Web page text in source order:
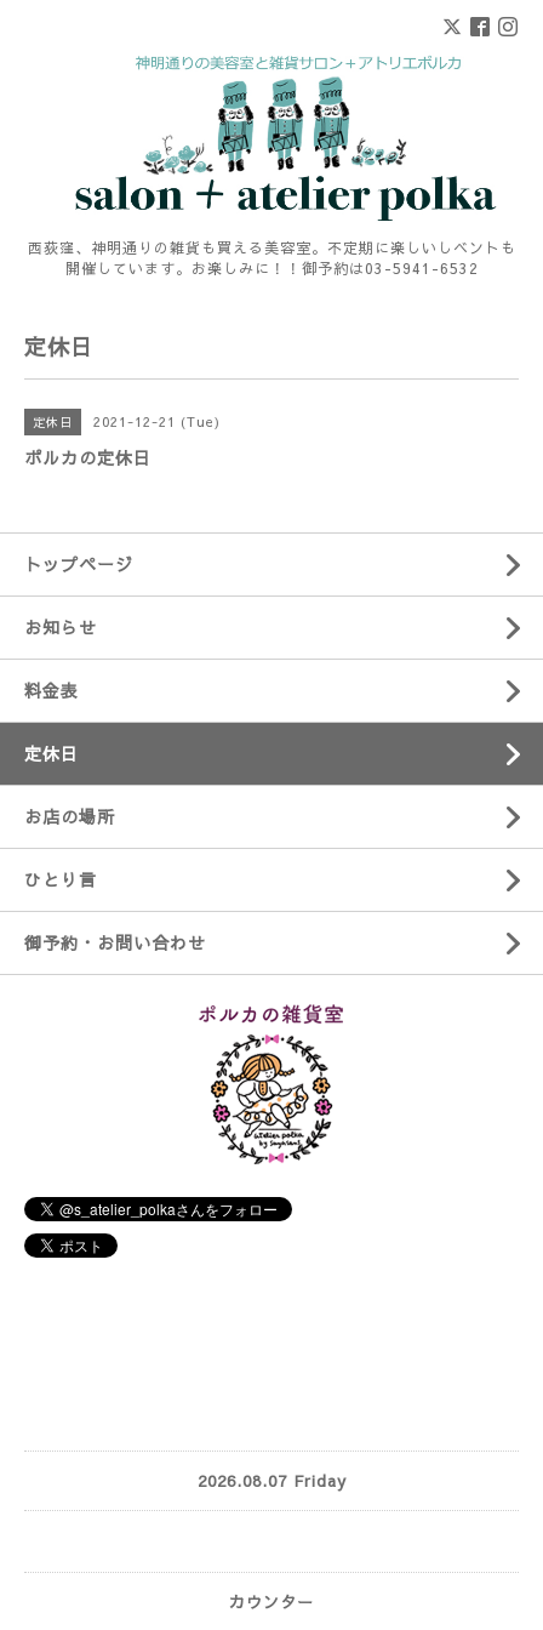
西荻窪、神明通りの雑貨も買える美容室。不定期に楽しいしベントも
開催しています。お楽しみに！！御予約は03-5941-6532
定休日
定休日 2021-12-21 (Tue)
ポルカの定休日
トップページ
お知らせ
料金表
定休日
お店の場所
ひとり言
御予約・お問い合わせ
2026.08.07 Friday
カウンター